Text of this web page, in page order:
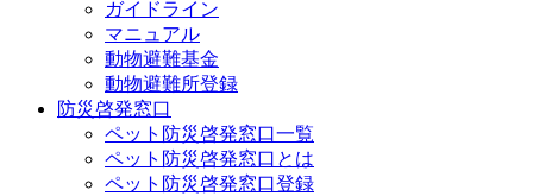
ガイドライン
マニュアル
動物避難基金
動物避難所登録
防災啓発窓口
ペット防災啓発窓口一覧
ペット防災啓発窓口とは
ペット防災啓発窓口登録